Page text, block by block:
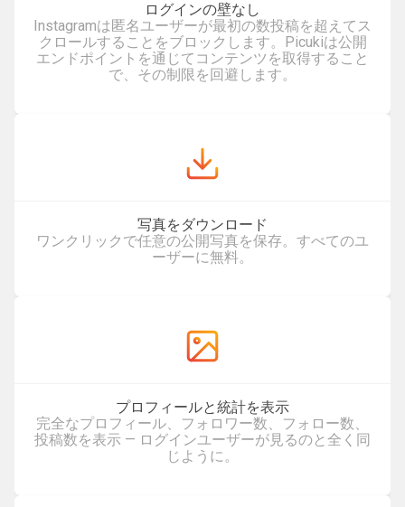
ログインの壁なし
Instagramは匿名ユーザーが最初の数投稿を超えてス
クロールすることをブロックします。Picukiは公開
エンドポイントを通じてコンテンツを取得すること
で、その制限を回避します。
写真をダウンロード
ワンクリックで任意の公開写真を保存。すべてのユ
ーザーに無料。
プロフィールと統計を表示
完全なプロフィール、フォロワー数、フォロー数、
投稿数を表示 — ログインユーザーが見るのと全く同
じように。